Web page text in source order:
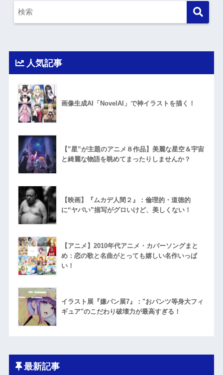
人気記事
画像生成AI「NovelAI」で神イラストを描く！
【”星”が主題のアニメ８作品】美麗な星空＆宇宙
と綺麗な物語を眺めてまったりしませんか？
【映画】『ムカデ人間２』：倫理的・道徳的
に“ヤバい”描写がグロいけど、美しくない！
【アニメ】2010年代アニメ・カバーソングまと
め：恋の歌と名曲がとっても嬉しい名作いっぱ
い！
イラスト展『嫌パン展7』："おパンツ等身大フィ
ギュア"のこだわり破壊力が最高すぎる！
最新記事